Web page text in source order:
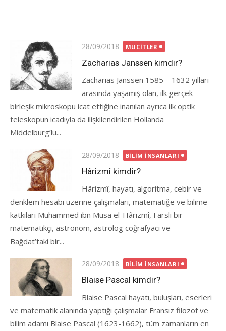
Posted
on
28/09/2018 MUCITLER
Zacharias Janssen kimdir?
Zacharias Janssen 1585 – 1632 yılları
arasında yaşamış olan, ilk gerçek
birleşik mikroskopu icat ettiğine inanılan ayrıca ilk optik
teleskopun icadıyla da ilişkilendirilen Hollanda
Middelburg’lu...
Posted
on
28/09/2018 BILIM İNSANLARI
Hârizmî kimdir?
Hârizmî, hayatı, algoritma, cebir ve
denklem hesabı üzerine çalışmaları, matematiğe ve bilime
katkıları Muhammed ibn Musa el-Hârizmî, Farslı bir
matematikçi, astronom, astrolog coğrafyacı ve
Bağdat’taki bir...
Posted
on
28/09/2018 BILIM İNSANLARI
Blaise Pascal kimdir?
Blaise Pascal hayatı, buluşları, eserleri
ve matematik alanında yaptığı çalışmalar Fransız filozof ve
bilim adamı Blaise Pascal (1623-1662), tüm zamanların en